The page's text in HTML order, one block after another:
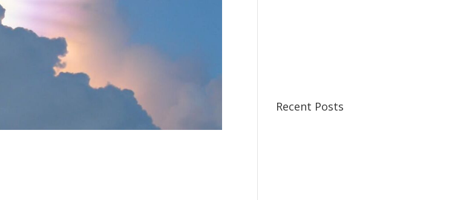
Recent Posts